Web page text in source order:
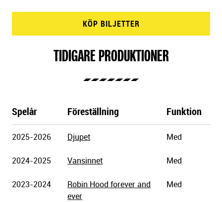
KÖP BILJETTER
TIDIGARE PRODUKTIONER
Göteborgs
Spelår Föreställning Funktion
2025-2026 Djupet Med
2024-2025 Vansinnet Med
2023-2024
Robin Hood forever and
ever
Med